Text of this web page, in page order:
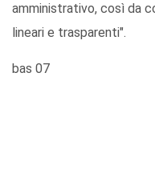
amministrativo, così da
lineari e trasparenti".
bas 07